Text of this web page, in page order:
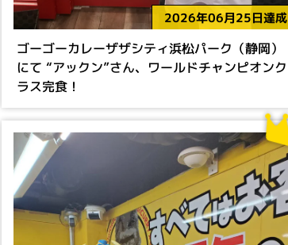
2026年06月25日達成
ゴーゴーカレーザザシティ浜松パーク（静岡）
にて “アックン”さん、ワールドチャンピオンク
ラス完食！